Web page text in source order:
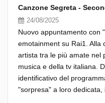
Canzone Segreta -
24/08/2025
Nuovo appuntamento con
emotainment su Rai1. Alla
artista tra le più amate nel
musica e della tv italiana.
identificativo del
"sorpresa" a loro dedicata,